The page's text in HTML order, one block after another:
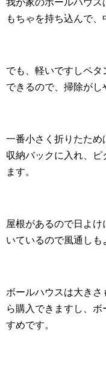
我が家のボールハウ
もちゃを持ち込んで、
でも、軽いですしペ
できるので、掃除がし
一番小さく折りたため
収納バックに入れ、ピ
ます。
屋根があるので日よ
いているので風通しも
ボールハウスは大き
ら購入できますし、
すめです。